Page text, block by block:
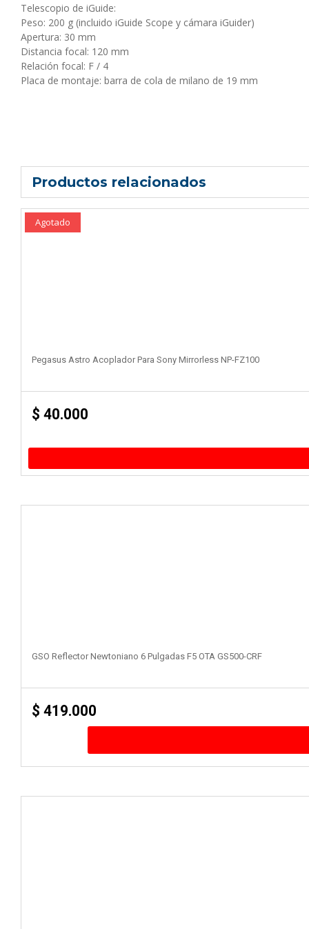
Telescopio de iGuide:
Peso: 200 g (incluido iGuide Scope y cámara iGuider)
Apertura: 30 mm
Distancia focal: 120 mm
Relación focal: F / 4
Placa de montaje: barra de cola de milano de 19 mm
Productos relacionados
Agotado
Pegasus Astro Acoplador Para Sony Mirrorless NP-FZ100
$ 40.000
GSO Reflector Newtoniano 6 Pulgadas F5 OTA GS500-CRF
$ 419.000